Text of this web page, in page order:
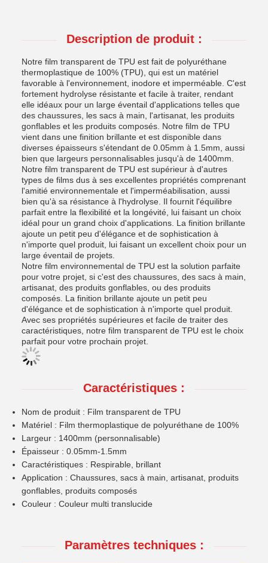
Description de produit :
Notre film transparent de TPU est fait de polyuréthane
thermoplastique de 100% (TPU), qui est un matériel
favorable à l'environnement, inodore et imperméable. C'est
fortement hydrolyse résistante et facile à traiter, rendant
elle idéaux pour un large éventail d'applications telles que
des chaussures, les sacs à main, l'artisanat, les produits
gonflables et les produits composés. Notre film de TPU
vient dans une finition brillante et est disponible dans
diverses épaisseurs s'étendant de 0.05mm à 1.5mm, aussi
bien que largeurs personnalisables jusqu'à de 1400mm.
Notre film transparent de TPU est supérieur à d'autres
types de films dus à ses excellentes propriétés comprenant
l'amitié environnementale et l'imperméabilisation, aussi
bien qu'à sa résistance à l'hydrolyse. Il fournit l'équilibre
parfait entre la flexibilité et la longévité, lui faisant un choix
idéal pour un grand choix d'applications. La finition brillante
ajoute un petit peu d'élégance et de sophistication à
n'importe quel produit, lui faisant un excellent choix pour un
large éventail de projets.
Notre film environnemental de TPU est la solution parfaite
pour votre projet, si c'est des chaussures, des sacs à main,
artisanat, des produits gonflables, ou des produits
composés. La finition brillante ajoute un petit peu
d'élégance et de sophistication à n'importe quel produit.
Avec ses propriétés supérieures et facile de traiter des
caractéristiques, notre film transparent de TPU est le choix
parfait pour votre prochain projet.
Caractéristiques :
Nom de produit : Film transparent de TPU
Matériel : Film thermoplastique de polyuréthane de 100%
Largeur : 1400mm (personnalisable)
Épaisseur : 0.05mm-1.5mm
Caractéristiques : Respirable, brillant
Application : Chaussures, sacs à main, artisanat, produits
gonflables, produits composés
Couleur : Couleur multi translucide
Paramètres techniques :